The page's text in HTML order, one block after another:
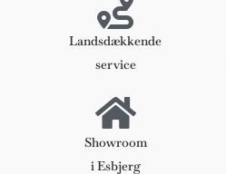
Landsdækkende
service
Showroom
i Esbjerg